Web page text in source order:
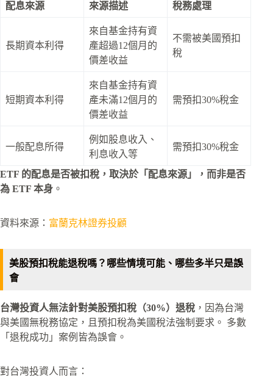
配息來源 來源描述 稅務處理
長期資本利得
來自基金持有資
產超過12個月的
價差收益
不需被美國預扣
稅
短期資本利得
來自基金持有資
產未滿12個月的
價差收益
需預扣30%稅金
一般配息所得
例如股息收入、
利息收入等
需預扣30%稅金
ETF 的配息是否被扣稅，取決於「配息來源」，而非是否
為 ETF 本身 。
資料來源： 富蘭克林證券投顧
美股預扣稅能退稅嗎？哪些情境可能、哪些多半只是誤
會
台灣投資人無法針對美股預扣稅（30%）退稅 ，因為台灣
與美國無稅務協定，且預扣稅為美國稅法強制要求。 多數
「退稅成功」案例皆為誤會。​
對台灣投資人而言：